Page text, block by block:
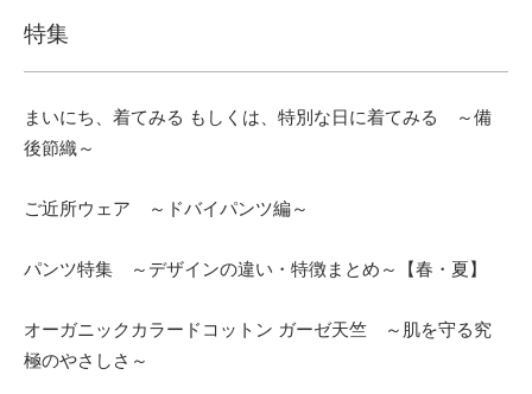
特集
まいにち、着てみる もしくは、特別な日に着てみる ～備
後節織～
ご近所ウェア ～ドバイパンツ編～
パンツ特集 ～デザインの違い・特徴まとめ～【春・夏】
オーガニックカラードコットン ガーゼ天竺 ～肌を守る究
極のやさしさ～